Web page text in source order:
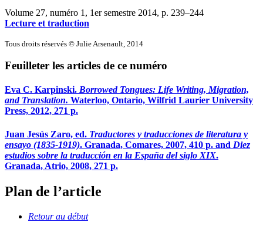
Volume 27, numéro 1, 1er semestre 2014, p. 239–244
Lecture et traduction
Tous droits réservés © Julie Arsenault, 2014
Feuilleter les articles de ce numéro
Eva C. Karpinski. Borrowed Tongues: Life Writing, Migration,
and Translation. Waterloo, Ontario, Wilfrid Laurier University
Press, 2012, 271 p.
Juan Jesús Zaro, ed. Traductores y traducciones de literatura y
ensayo (1835-1919). Granada, Comares, 2007, 410 p. and Diez
estudios sobre la traducción en la España del siglo XIX.
Granada, Atrio, 2008, 271 p.
Plan de l’article
Retour au début